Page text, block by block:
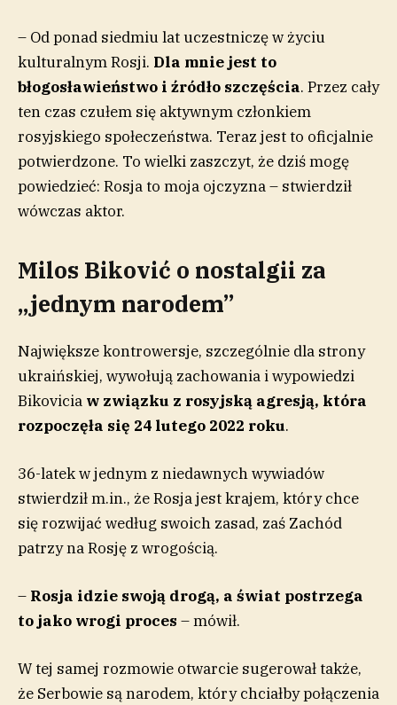
– Od ponad siedmiu lat uczestniczę w życiu
kulturalnym Rosji. Dla mnie jest to
błogosławieństwo i źródło szczęścia. Przez cały
ten czas czułem się aktywnym członkiem
rosyjskiego społeczeństwa. Teraz jest to oficjalnie
potwierdzone. To wielki zaszczyt, że dziś mogę
powiedzieć: Rosja to moja ojczyzna – stwierdził
wówczas aktor.
Milos Biković o nostalgii za
„jednym narodem”
Największe kontrowersje, szczególnie dla strony
ukraińskiej, wywołują zachowania i wypowiedzi
Bikovicia w związku z rosyjską agresją, która
rozpoczęła się 24 lutego 2022 roku.
36-latek w jednym z niedawnych wywiadów
stwierdził m.in., że Rosja jest krajem, który chce
się rozwijać według swoich zasad, zaś Zachód
patrzy na Rosję z wrogością.
– Rosja idzie swoją drogą, a świat postrzega
to jako wrogi proces – mówił.
W tej samej rozmowie otwarcie sugerował także,
że Serbowie są narodem, który chciałby połączenia